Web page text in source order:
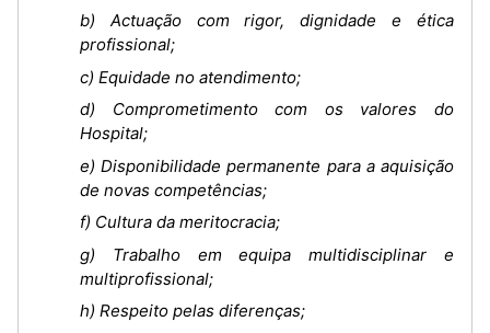
b) Actuação com rigor, dignidade e ética
profissional;
c) Equidade no atendimento;
d) Comprometimento com os valores do
Hospital;
e) Disponibilidade permanente para a aquisição
de novas competências;
f) Cultura da meritocracia;
g) Trabalho em equipa multidisciplinar e
multiprofissional;
h) Respeito pelas diferenças;